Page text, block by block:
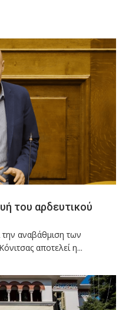
του αρδευτικού
την αναβάθμιση των
αποτελεί η...